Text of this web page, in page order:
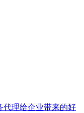
代理给企业带来的好